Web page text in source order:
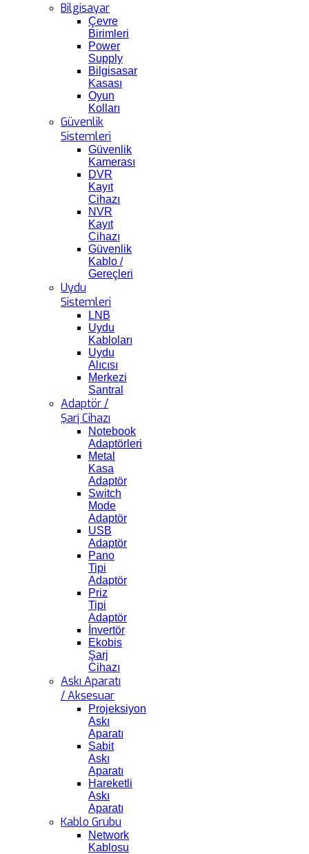
Bilgisayar
Çevre
Birimleri
Power
Supply
Bilgisasar
Kasası
Oyun
Kolları
Güvenlik
Sistemleri
Güvenlik
Kamerası
DVR
Kayıt
Cihazı
NVR
Kayıt
Cihazı
Güvenlik
Kablo /
Gereçleri
Uydu
Sistemleri
LNB
Uydu
Kabloları
Uydu
Alıcısı
Merkezi
Santral
Adaptör /
Şarj Cihazı
Notebook
Adaptörleri
Metal
Kasa
Adaptör
Switch
Mode
Adaptör
USB
Adaptör
Pano
Tipi
Adaptör
Priz
Tipi
Adaptör
İnvertör
Ekobis
Şarj
Cihazı
Askı Aparatı
/ Aksesuar
Projeksiyon
Askı
Aparatı
Sabit
Askı
Aparatı
Hareketli
Askı
Aparatı
Kablo Grubu
Network
Kablosu